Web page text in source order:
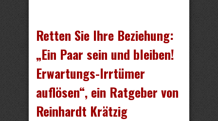
Retten Sie Ihre Beziehung:
„Ein Paar sein und bleiben!
Erwartungs-Irrtümer
auflösen“, ein Ratgeber von
Reinhardt Krätzig